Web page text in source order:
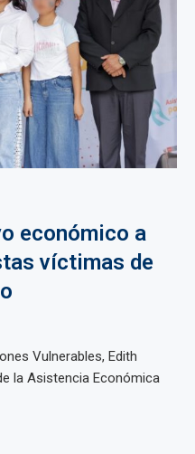
económico a
víctimas de
Vulnerables, Edith
la Asistencia Económica